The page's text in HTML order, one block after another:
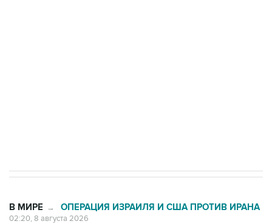
В МИРЕ → ОПЕРАЦИЯ ИЗРАИЛЯ И США ПРОТИВ ИРАНА
02:20, 8 августа 2026